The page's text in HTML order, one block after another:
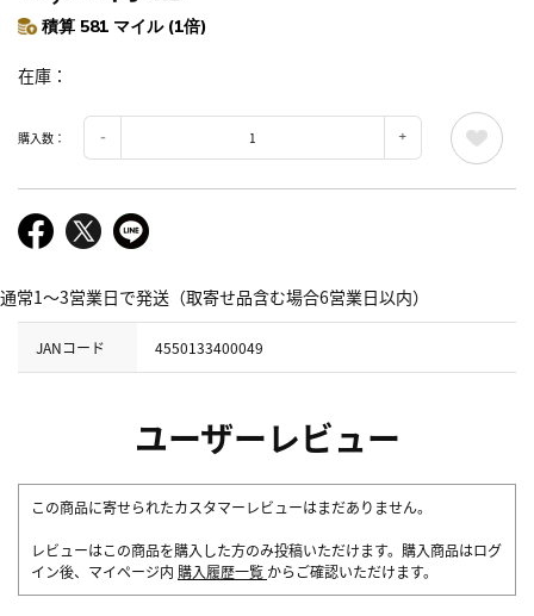
積算 581 マイル (1倍)
在庫
購入数：
通常1～3営業日で発送（取寄せ品含む場合6営業日以内）
JANコード 4550133400049
ユーザーレビュー
この商品に寄せられたカスタマーレビューはまだありません。
レビューはこの商品を購入した方のみ投稿いただけます。購入商品はログ
イン後、マイページ内 購入履歴一覧 からご確認いただけます。